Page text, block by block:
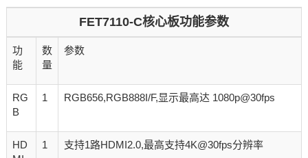
FET7110-C核心板功能参数
功
能
数
量
参数
RG
B
1 RGB656,RGB888I/F,显示最高达 1080p@30fps
HD
1 支持1路HDMI2.0,最高支持4K@30fps分辨率